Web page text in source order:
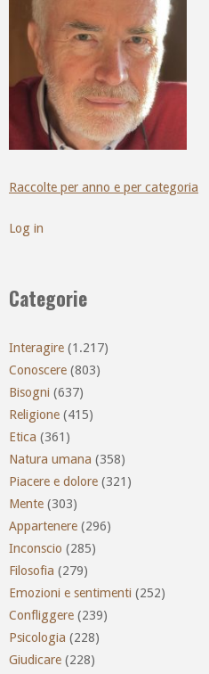
Raccolte per anno e per categoria
Log in
Categorie
Interagire (1.217)
Conoscere (803)
Bisogni (637)
Religione (415)
Etica (361)
Natura umana (358)
Piacere e dolore (321)
Mente (303)
Appartenere (296)
Inconscio (285)
Filosofia (279)
Emozioni e sentimenti (252)
Confliggere (239)
Psicologia (228)
Giudicare (228)